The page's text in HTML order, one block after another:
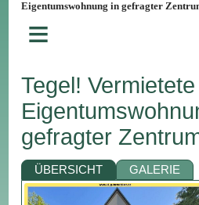
Eigentumswohnung in gefragter
≡
Tegel!
gefragter
ÜBERSICHT GALERIE